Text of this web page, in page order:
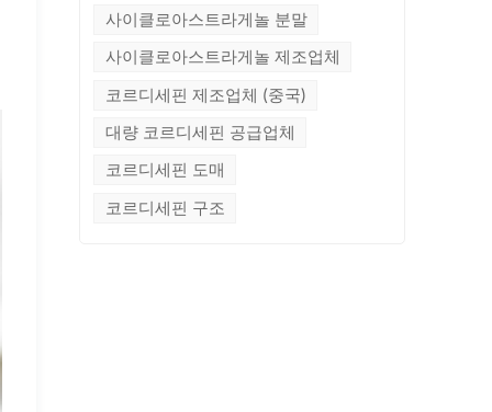
사이클로아스트라게놀 분말
사이클로아스트라게놀 제조업체
코르디세핀 제조업체 (중국)
대량 코르디세핀 공급업체
코르디세핀 도매
코르디세핀 구조